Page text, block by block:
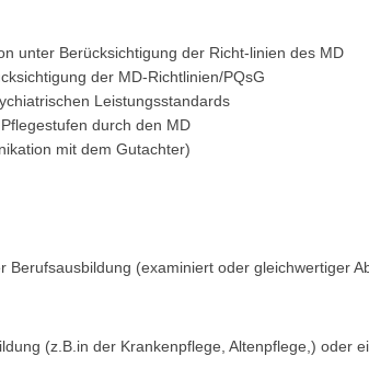
unter Berücksichtigung der Richt-linien des MD
der MD-Richtlinien/PQsG
Leistungsstandards
durch den MD
mit dem Gutachter)
(examiniert oder gleichwertiger
(z.B.in der Krankenpflege, Altenpflege,) oder